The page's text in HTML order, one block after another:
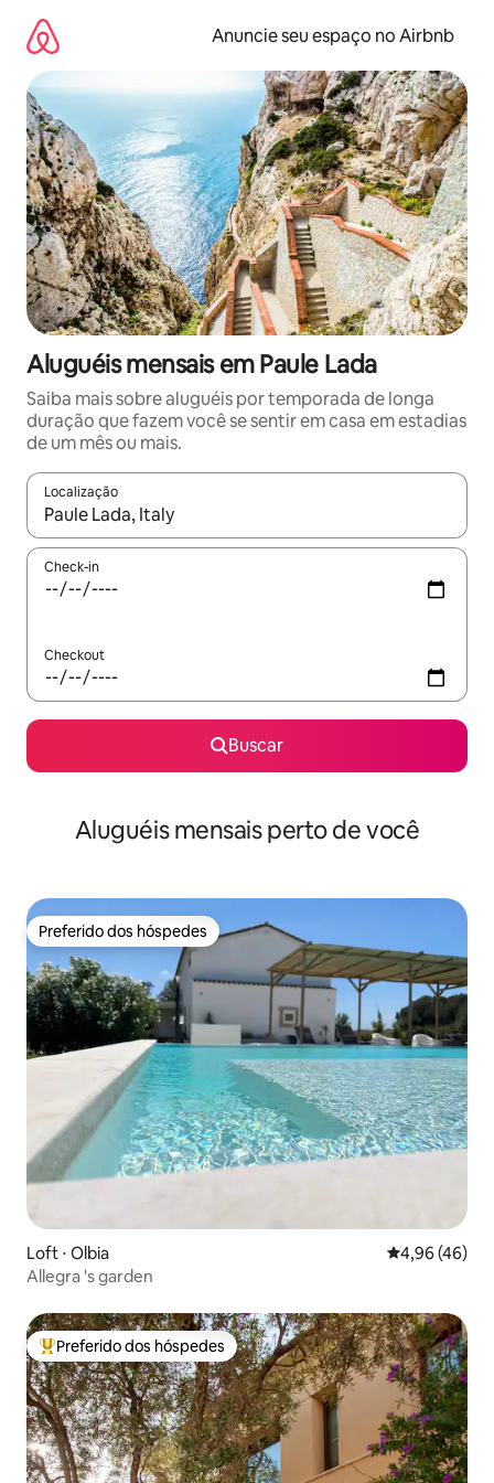
para
conteúdo
Anuncie seu espaço no Airbnb
Aluguéis mensais em Paule Lada
Saiba mais sobre aluguéis por temporada de longa
duração que fazem você se sentir em casa em estadias
de um mês ou mais.
Localização
Quando os resultados estiverem disponíveis, explore-os
Check-in
Checkout
Buscar
Aluguéis mensais perto de você
Preferido dos hóspedes
Preferido dos hóspedes
Loft ⋅ Olbia 4,96 de uma
4,96 (46)
Allegra 's garden
Entre os melhores preferidos dos hóspedes
Preferido dos hóspedes